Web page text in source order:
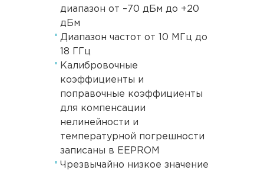
диапазон от –70 дБм до +20
дБм
Диапазон частот от 10 МГц до
18 ГГц
Калибровочные
коэффициенты и
поправочные коэффициенты
для компенсации
нелинейности и
температурной погрешности
записаны в EEPROM
Чрезвычайно низкое значение